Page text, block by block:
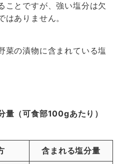
ことですが、強い塩分は欠
ありません。
菜の漬物に含まれている塩
量（可食部100gあたり）
含まれる塩分量